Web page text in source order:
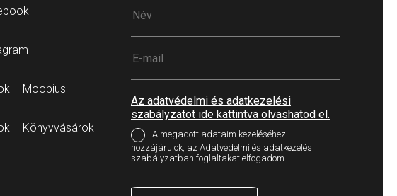
– Moobius
– Könyvvásárok
Az adatvédelmi és adatkezelési
szabályzatot ide kattintva olvashatod el.
A megadott adataim kezeléséhez
hozzájárulok, az Adatvédelmi és adatkezelési
szabályzatban foglaltakat elfogadom.